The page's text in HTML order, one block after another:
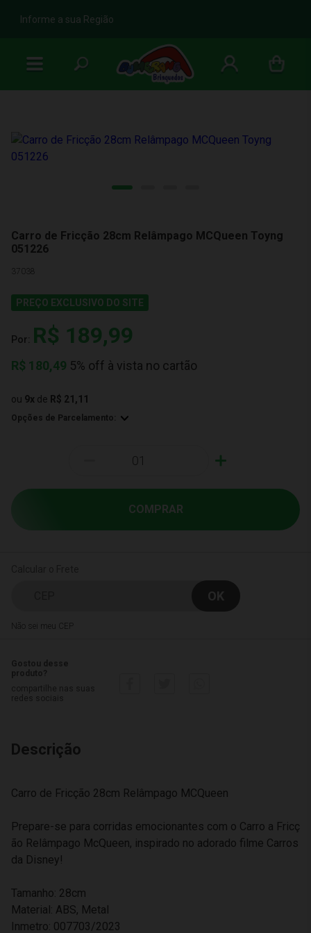
b
Informe a sua Região
Carro de Fricção 28cm Relâmpago MCQueen Toyng
051226
37038
PREÇO EXCLUSIVO DO SITE
Por: R$ 189,99
R$ 180,49 5% off à vista no cartão
ou 9x de R$ 21,11
Opções de Parcelamento:
+
COMPRAR
Não sei meu CEP
Descrição
Carro de Fricção 28cm Relâmpago MCQueen
Prepare-se para corridas emocionantes com o Carro a Fricç
ão Relâmpago McQueen, inspirado no adorado filme Carros
da Disney!
Tamanho: 28cm
Material: ABS, Metal
Inmetro: 007703/2023